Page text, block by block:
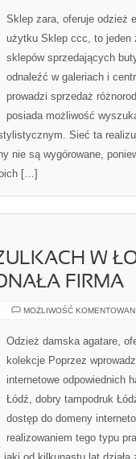
Sklep zara, oferuje odzież
użytku Sklep ccc, to jeden
sklepów sprzedających
odnaleźć w galeriach i
prowadzi sprzedaż
posiada możliwość
Sieć ta
nie są wygórowane,
[…]
W
FIRMA
MOŻLIWOŚĆ
Odzież damska agatare,
kolekcje Poprzez
internetowe odpowiednich
Łódź, dobry tampodruk
dostęp do domeny
realizowaniem tego typu